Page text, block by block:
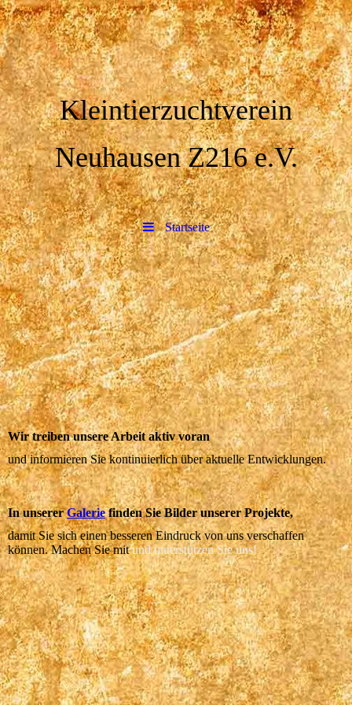
Kleintierzuchtverein
Neuhausen Z216 e.V.
Startseite
Wir treiben unsere Arbeit aktiv voran
und informieren Sie kontinuierlich über aktuelle Entwicklungen.
In unsererGaleriefinden Sie Bilder unserer Projekte,
damit Sie sich einen besseren Eindruck von uns verschaffen
können. Machen Sie mitund unterstützen Sie uns!